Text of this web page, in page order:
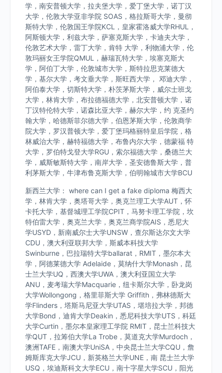
学，南安普顿大学，拉夫堡大学，爱丁堡大学，诺丁汉
大学，伦敦大学亚非学院 SOAS，格拉斯哥大学，曼彻
斯特大学，伦敦国王学院KCL，皇家霍洛威大学RHUL，
阿斯顿大学，利兹大学，萨塞克斯大学，卡迪夫大学，
伦敦艺术大学，雷丁大学，肯特 大学，利物浦大学，伦
敦玛丽女王学院QMUL，赫瑞瓦特大学，埃塞克斯大
学，阿伯丁大学，伦敦城市大学，斯特拉思克莱德大
学，基尔大学，考文垂大学，斯旺西大学， 邓迪大学，
阿伯泰大学，切斯特大学，朴茨茅斯大学，威尔士班戈
大学，林肯大学，布拉德福德大学，北安普顿大学，诺
丁汉特伦特大学，诺森比亚大学，赫尔大学，约 克圣约
翰大学，哈德斯菲尔德大学，伯恩茅斯大学，伦敦商学
院大学，罗汉普顿大学，爱丁堡玛格丽特皇后学院，格
林威治大学，赫特福德大学，布鲁内尔大学，德蒙福 特
大学，罗伯特戈登大学RGU，索尔福德大学，桑德兰大
学，威斯敏斯特大学，南岸大学，圣安德鲁斯大学，普
利茅斯大学，牛津布鲁克斯大学，伯明翰城市大学BCU
新西兰大学： where can I get a fake diploma 梅西大
学，林肯大学，奥塔哥大学，奥克兰理工大学AUT，怀
卡托大学，基督城理工学院CPIT，马努卡理工学院，坎
特伯雷大学，奥克兰大学，奥克兰商学院AIS，悉尼大
学USYD，新南威尔士大学UNSW，查尔斯达尔文大学
CDU，澳大利亚联邦大学，斯威本科技大学
Swinburne，巴拉瑞特大学ballarat，RMIT，墨尔本大
学，阿德莱德大学 Adelaide，莫纳什大学Monash，昆
士兰大学UQ，西澳大学UWA，澳大利亚国立大学
ANU，麦考瑞大学Macquarie，纽卡斯尔大学，卧龙岗
大学Wollongong，格里菲斯大学 Griffith，弗林德斯大
学Flinders，塔斯马尼亚大学UTAS，堪培拉大学，邦德
大学Bond，迪肯大学Deakin，悉尼科技大学UTS，科廷
大学Curtin，墨尔本皇家理工学院 RMIT，昆士兰科技大
学QUT，拉筹伯大学La Trobe，莫道克大学Murdoch，
澳洲TAFE，南澳大学UniSA，中央昆士兰大学CQU，詹
姆斯库克大学JCU，新英格兰大学UNE，南 昆士兰大学
USQ，埃迪斯科文大学ECU，南十字星大学SCU，阳光